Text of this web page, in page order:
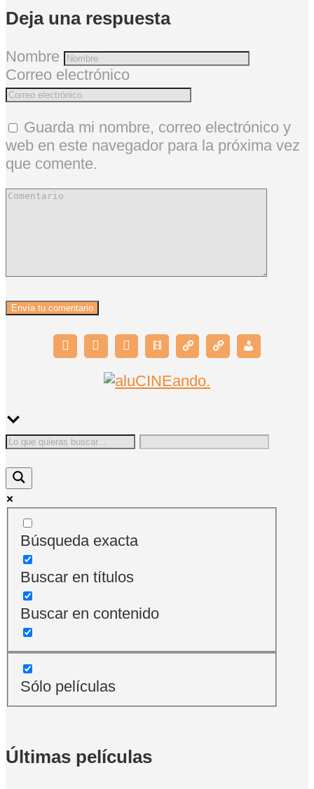
Deja una respuesta
Nombre
Correo electrónico
Guarda mi nombre, correo electrónico y
web en este navegador para la próxima vez
que comente.
Búsqueda exacta
Buscar en títulos
Buscar en contenido
Sólo películas
Últimas películas